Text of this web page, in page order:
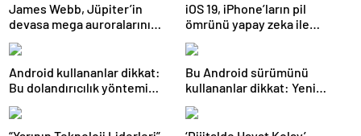
James Webb, Jüpiter’in
devasa mega auroralarını
görüntüledi
iOS 19, iPhone’ların pil
ömrünü yapay zeka ile
artıracak
Android kullananlar dikkat:
Bu dolandırıcılık yöntemi
ayda 2.5 milyon kullanıcıyı
etkiliyor
Bu Android sürümünü
kullananlar dikkat: Yeni
telefon almanız gerekebilir